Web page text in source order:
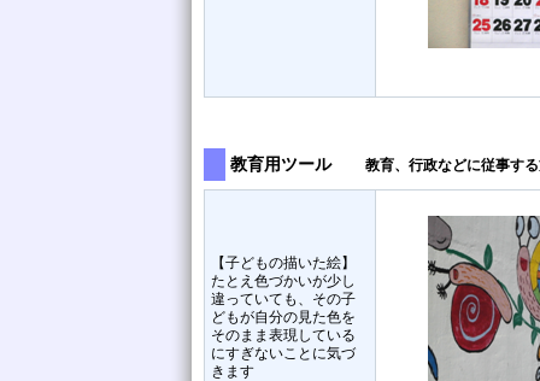
教育用ツール教育、行政などに従事す
【子どもの描いた絵】
たとえ色づかいが少し
違っていても、その子
どもが自分の見た色を
そのまま表現している
にすぎないことに気づ
きます